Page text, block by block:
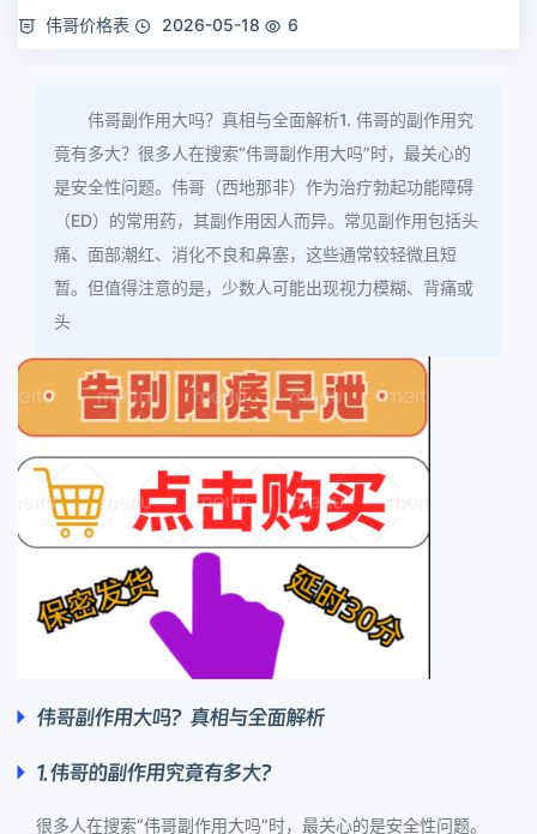
伟哥价格表 2026-05-18 6
伟哥副作用大吗？真相与全面解析1. 伟哥的副作用究
竟有多大？很多人在搜索“伟哥副作用大吗”时，最关心的
是安全性问题。伟哥（西地那非）作为治疗勃起功能障碍
（ED）的常用药，其副作用因人而异。常见副作用包括头
痛、面部潮红、消化不良和鼻塞，这些通常较轻微且短
暂。但值得注意的是，少数人可能出现视力模糊、背痛或
头
伟哥副作用大吗？真相与全面解析
1. 伟哥的副作用究竟有多大？
很多人在搜索“伟哥副作用大吗”时，最关心的是安全性问题。